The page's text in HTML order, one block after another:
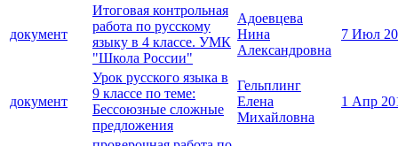
документ
Итоговая контрольная
работа по русскому
языку в 4 классе. УМК
"Школа России"
Адоевцева
Нина
Александровна
7 Июл
документ
Урок русского языка в
9 классе по теме:
Бессоюзные сложные
предложения
Гельплинг
Елена
Михайловна
1 Апр